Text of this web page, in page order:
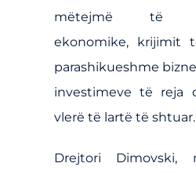
mëtejmë të
ekonomike, krijimit
parashikueshme
investimeve të reja
vlerë të lartë të shtuar.
Drejtori